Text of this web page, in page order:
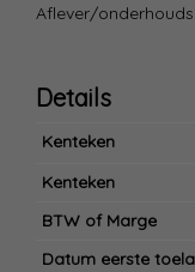
Aflever/
Details
Kenteken
Kenteken
BTW of Marge
Datum eerste